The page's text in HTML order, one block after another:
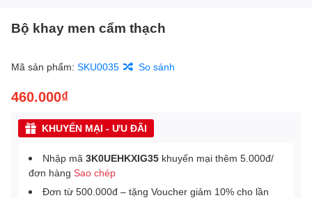
Bộ khay men cẩm thạch
Mã sản phẩm: SKU0035 So sánh
460.000₫
KHUYẾN MẠI - ƯU ĐÃI
Nhập mã 3K0UEHKXIG35 khuyến mại thêm 5.000đ/
đơn hàng Sao chép
Đơn từ 500.000đ – tặng Voucher giảm 10% cho lần